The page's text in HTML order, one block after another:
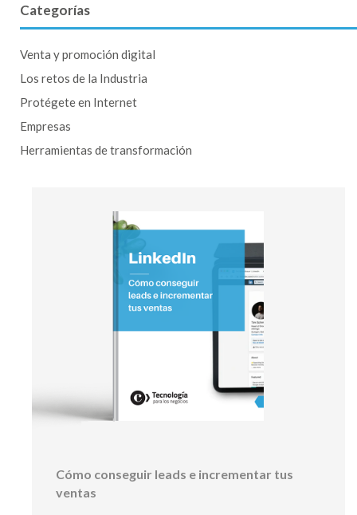
Categorías
Venta y promoción digital
Los retos de la Industria
Protégete en Internet
Empresas
Herramientas de transformación
Cómo conseguir leads e incrementar tus
ventas